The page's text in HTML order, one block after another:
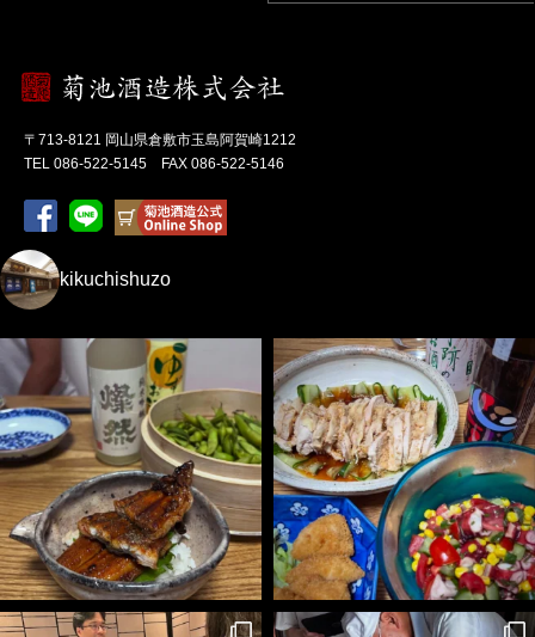
〒713-8121 岡山県倉敷市玉島阿賀崎1212
TEL 086-522-5145 FAX 086-522-5146
kikuchishuzo